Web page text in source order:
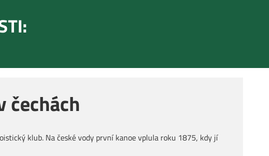
čechách
klub. Na české vody první kanoe vplula roku 1875, kdy jí